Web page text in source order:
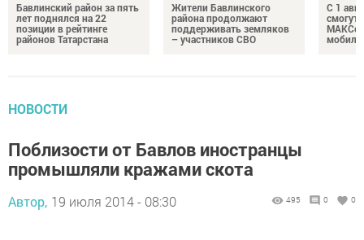
Бавлинский район за пять
лет поднялся на 22
позиции в рейтинге
районов Татарстана
Жители Бавлинского
района продолжают
поддерживать земляков
– участников СВО
С 1
смогут
МАКСом
НОВОСТИ
Поблизости от Бавлов иностранцы
промышляли кражами скота
Автор, 19 июля 2014 - 08:30 495 0 0